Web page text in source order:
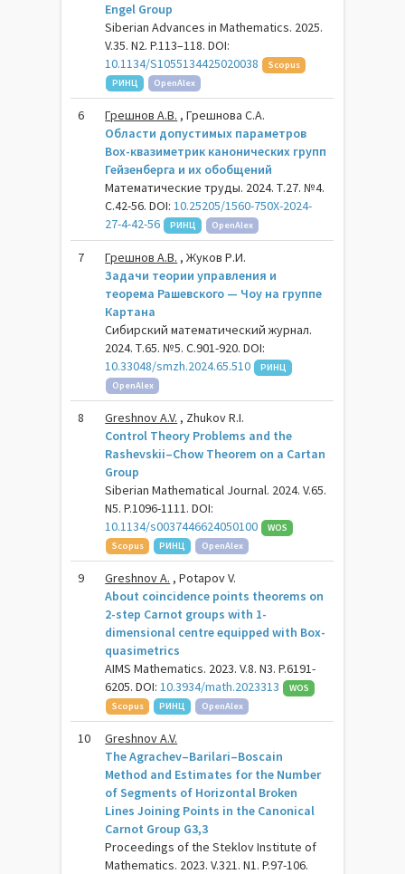
Engel Group
Siberian Advances in Mathematics. 2025.
V.35. N2. P.113–118. DOI:
10.1134/S1055134425020038
Scopus
РИНЦ
OpenAlex
6 Грешнов А.В. , Грешнова С.А.
Области допустимых параметров
Box-квазиметрик канонических групп
Гейзенберга и их обобщений
Математические труды. 2024. Т.27. №4.
С.42-56. DOI:10.25205/1560-750X-2024-
27-4-42-56
РИНЦ OpenAlex
7 Грешнов А.В. , Жуков Р.И.
Задачи теории управления и
теорема Рашевского — Чоу на группе
Картана
Сибирский математический журнал.
2024. Т.65. №5. С.901-920. DOI:
10.33048/smzh.2024.65.510
РИНЦ
OpenAlex
8 Greshnov A.V. , Zhukov R.I.
Control Theory Problems and the
Rashevskii–Chow Theorem on a Cartan
Group
Siberian Mathematical Journal. 2024. V.65.
N5. P.1096-1111. DOI:
10.1134/s0037446624050100
WOS
Scopus
РИНЦ OpenAlex
9 Greshnov A. , Potapov V.
About coincidence points theorems on
2-step Carnot groups with 1-
dimensional centre equipped with Box-
quasimetrics
AIMS Mathematics. 2023. V.8. N3. P.6191-
6205. DOI:10.3934/math.2023313
WOS
Scopus
РИНЦ OpenAlex
10
Greshnov A.V.
The Agrachev–Barilari–Boscain
Method and Estimates for the Number
of Segments of Horizontal Broken
Lines Joining Points in the Canonical
Carnot Group G3,3
Proceedings of the Steklov Institute of
Mathematics. 2023. V.321. N1. P.97-106.